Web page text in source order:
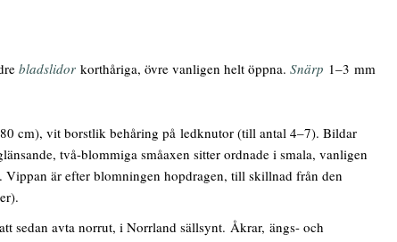
bladslidor korthåriga, övre vanligen helt öppna. Snärp 1–3 mm
cm), vit borstlik behåring på ledknutor (till antal 4–7). Bildar
två-blommiga småaxen sitter ordnade i smala, vanligen
är efter blomningen hopdragen, till skillnad från den
sedan avta norrut, i Norrland sällsynt. Åkrar, ängs- och